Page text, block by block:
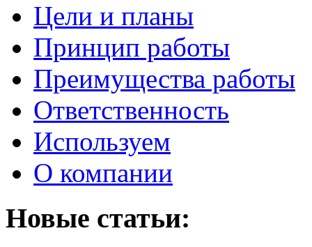
Цели и планы
Принцип работы
Преимущества работы
Ответственность
Используем
О компании
Новые статьи: